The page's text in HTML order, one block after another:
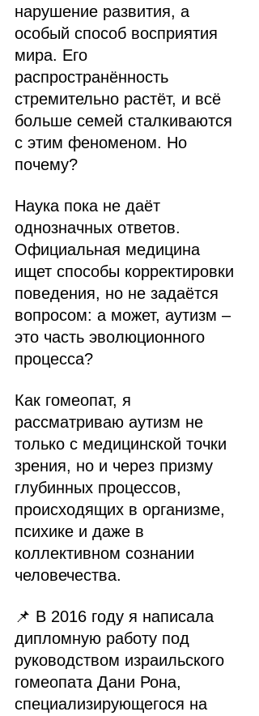
нарушение развития, а
особый способ восприятия
мира. Его
распространённость
стремительно растёт, и всё
больше семей сталкиваются
с этим феноменом. Но
почему?
Наука пока не даёт
однозначных ответов.
Официальная медицина
ищет способы корректировки
поведения, но не задаётся
вопросом: а может, аутизм –
это часть эволюционного
процесса?
Как гомеопат, я
рассматриваю аутизм не
только с медицинской точки
зрения, но и через призму
глубинных процессов,
происходящих в организме,
психике и даже в
коллективном сознании
человечества.
📌 В 2016 году я написала
дипломную работу под
руководством израильского
гомеопата Дани Рона,
специализирующегося на